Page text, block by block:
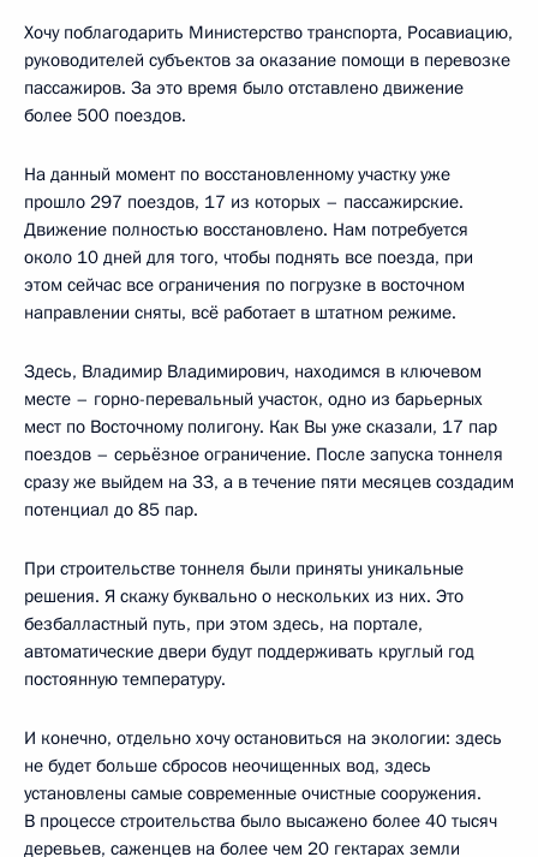
Хочу поблагодарить Министерство транспорта, Росавиацию,
руководителей субъектов за оказание помощи в перевозке
пассажиров. За это время было отставлено движение
более 500 поездов.
На данный момент по восстановленному участку уже
прошло 297 поездов, 17 из которых – пассажирские.
Движение полностью восстановлено. Нам потребуется
около 10 дней для того, чтобы поднять все поезда, при
этом сейчас все ограничения по погрузке в восточном
направлении сняты, всё работает в штатном режиме.
Здесь, Владимир Владимирович, находимся в ключевом
месте – горно-перевальный участок, одно из барьерных
мест по Восточному полигону. Как Вы уже сказали, 17 пар
поездов – серьёзное ограничение. После запуска тоннеля
сразу же выйдем на 33, а в течение пяти месяцев создадим
потенциал до 85 пар.
При строительстве тоннеля были приняты уникальные
решения. Я скажу буквально о нескольких из них. Это
безбалластный путь, при этом здесь, на портале,
автоматические двери будут поддерживать круглый год
постоянную температуру.
И конечно, отдельно хочу остановиться на экологии: здесь
не будет больше сбросов неочищенных вод, здесь
установлены самые современные очистные сооружения.
В процессе строительства было высажено более 40 тысяч
деревьев, саженцев на более чем 20 гектарах земли